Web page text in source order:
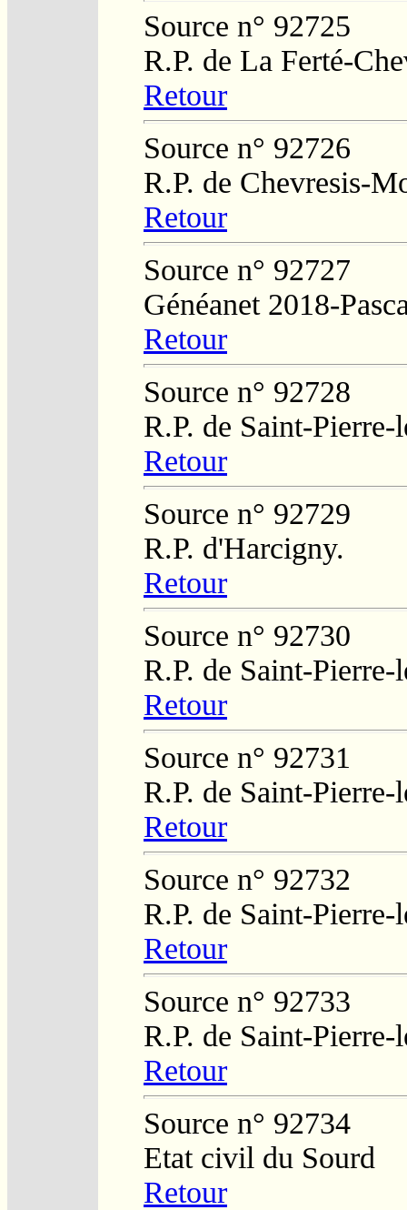
Source n° 92725
R.P. de La Ferté-
Retour
Source n° 92726
R.P. de Chevresis-
Retour
Source n° 92727
Généanet 2018-
Retour
Source n° 92728
R.P. de Saint-
Retour
Source n° 92729
R.P. d'Harcigny.
Retour
Source n° 92730
R.P. de Saint-
Retour
Source n° 92731
R.P. de Saint-
Retour
Source n° 92732
R.P. de Saint-
Retour
Source n° 92733
R.P. de Saint-
Retour
Source n° 92734
Etat civil du Sourd
Retour